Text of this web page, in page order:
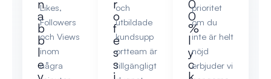
n
a
b
b
l
e
Likes,
Followers
och Views
inom
några
r
o
f
e
s
s
och
utbildade
kundsupp
ortteam är
tillgängligt
0
0
%
l
y
c
prioritet
om du
inte är helt
nöjd
erbjuder vi